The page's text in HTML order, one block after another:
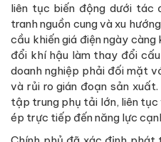
liên tục biến động dưới tác
tranh nguồn cung và xu
cầu khiến giá điện ngày càng
đổi khí hậu làm thay đổi
doanh nghiệp phải đối mặt
và rủi ro gián đoạn sản
tập trung phụ tải lớn, liên
ép trực tiếp đến năng lực